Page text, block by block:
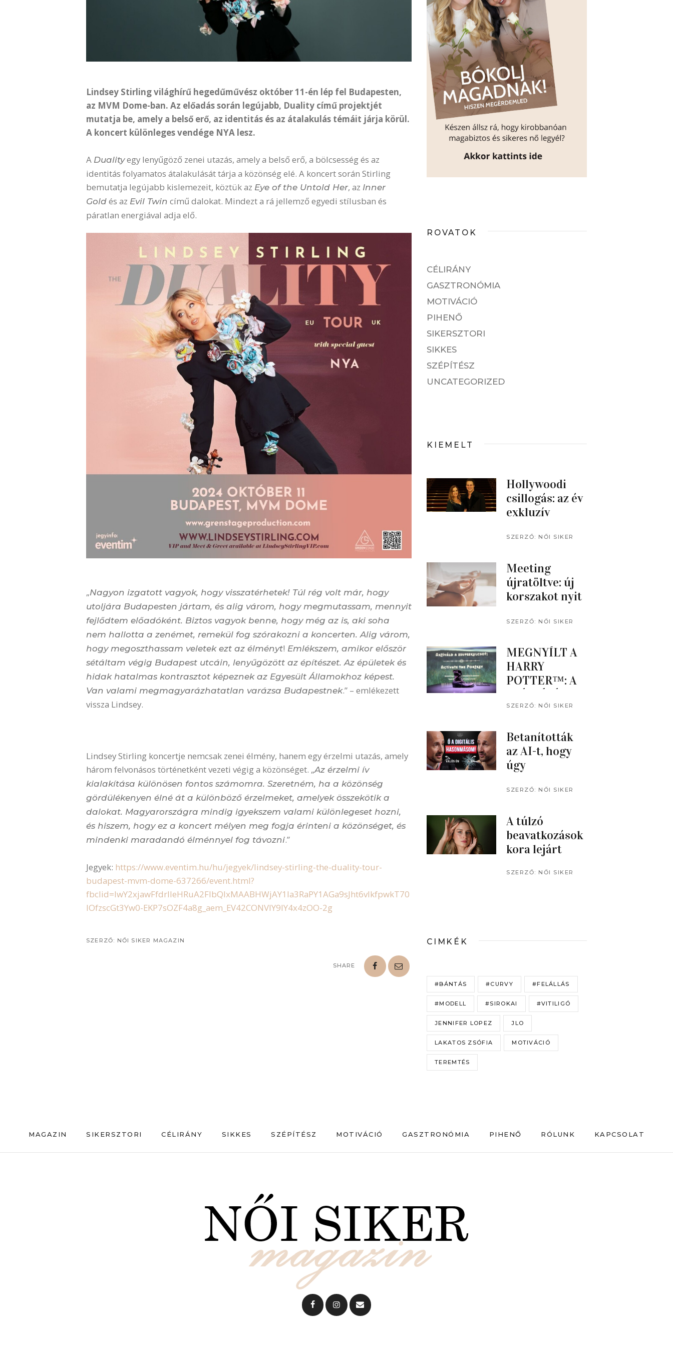
Lindsey Stirling világhírű hegedűművész október 11-én lép fel Budapesten,
az MVM Dome-ban. Az előadás során legújabb, Duality című projektjét
mutatja be, amely a belső erő, az identitás és az átalakulás témáit járja körül.
A koncert különleges vendége NYA lesz.
A Dualityegy lenyűgöző zenei utazás, amely a belső erő, a bölcsesség és az
identitás folyamatos átalakulását tárja a közönség elé. A koncert során Stirling
bemutatja legújabb kislemezeit, köztük az Eye of the Untold Her, az Inner
Gold és az Evil Twin című dalokat. Mindezt a rá jellemző egyedi stílusban és
páratlan energiával adja elő.
„Nagyon izgatott vagyok, hogy visszatérhetek! Túl rég volt már, hogy
utoljára Budapesten jártam, és alig várom, hogy megmutassam, mennyit
fejlődtem előadóként. Biztos vagyok benne, hogy még az is, aki soha
nem hallotta a zenémet, remekül fog szórakozni a koncerten. Alig várom,
hogy megoszthassam veletek ezt az élményt! Emlékszem, amikor először
sétáltam végig Budapest utcáin, lenyűgözött az építészet. Az épületek és
hidak hatalmas kontrasztot képeznek az Egyesült Államokhoz képest.
Van valami megmagyarázhatatlan varázsa Budapestnek.” – emlékezett
vissza Lindsey.
Lindsey Stirling koncertje nemcsak zenei élmény, hanem egy érzelmi utazás, amely
három felvonásos történetként vezeti végig a közönséget. „Az érzelmi ív
kialakítása különösen fontos számomra. Szeretném, ha a közönség
gördülékenyen élné át a különböző érzelmeket, amelyek összekötik a
dalokat. Magyarországra mindig igyekszem valami különlegeset hozni,
és hiszem, hogy ez a koncert mélyen meg fogja érinteni a közönséget, és
mindenki maradandó élménnyel fog távozni.”
Jegyek: https://www.eventim.hu/hu/jegyek/lindsey-stirling-the-duality-tour-
budapest-mvm-dome-637266/event.html?
fbclid=IwY2xjawFfdrlleHRuA2FlbQIxMAABHWjAY1Ia3RaPY1AGa9sJht6vIkfpwkT70
lOfzscGt3Yw0-EKP7sOZF4a8g_aem_EV42CONVIY9IY4x4zOO-2g
SZERZŐ: NŐI SIKER MAGAZIN
SHARE
ROVATOK
CÉLIRÁNY
GASZTRONÓMIA
MOTIVÁCIÓ
PIHENŐ
SIKERSZTORI
SIKKES
SZÉPÍTÉSZ
UNCATEGORIZED
KIEMELT
Hollywoodi
csillogás: az év
exkluzív
az Orfeumban
SZERZŐ: NŐI SIKER
Meeting
újratöltve: új
korszakot nyit
rendezvényekb
SZERZŐ: NŐI SIKER
MEGNYÍLT A
HARRY
POTTER™: A
SZENTENDRÉ
SZERZŐ: NŐI SIKER
Betanították
az AI-t, hogy
úgy
mint ő: saját
beszélgetett a
műsorvezető
SZERZŐ: NŐI SIKER
A túlzó
beavatkozások
kora lejárt
SZERZŐ: NŐI SIKER
CIMKÉK
#BÁNTÁS #CURVY #FELÁLLÁS
#MODELL #SIROKAI #VITILIGÓ
JENNIFER LOPEZ JLO
LAKATOS ZSÓFIA MOTIVÁCIÓ
TEREMTÉS
MAGAZIN SIKERSZTORI CÉLIRÁNY SIKKES SZÉPÍTÉSZ MOTIVÁCIÓ GASZTRONÓMIA PIHENŐ RÓLUNK KAPCSOLAT